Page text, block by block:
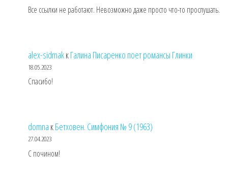
Все ссылки не работают. Невозможно даже просто что-то прослушать.
alex-sidmakкГалина Писаренко поет романсы Глинки
18.05.2023
Спасибо!
domna кБетховен. Симфония № 9 (1963)
27.04.2023
С почином!